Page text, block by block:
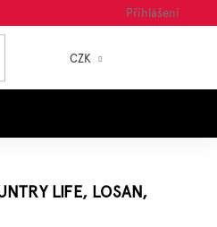
CZK
Přihlášení
LIFE, LOSAN,